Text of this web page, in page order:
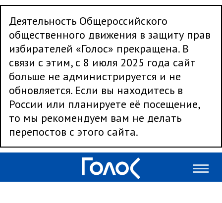
Деятельность Общероссийского
общественного движения в защиту прав
избирателей «Голос» прекращена. В
связи с этим, с 8 июля 2025 года сайт
больше не администрируется и не
обновляется. Если вы находитесь в
России или планируете её посещение,
то мы рекомендуем вам не делать
перепостов с этого сайта.